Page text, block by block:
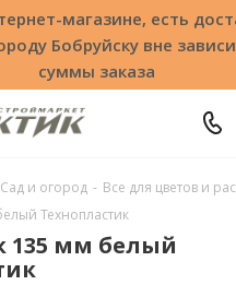
магазине, есть
Бобруйску вне
суммы заказа
Сад и огород - Все для цветов и
Технопластик
135 мм белый